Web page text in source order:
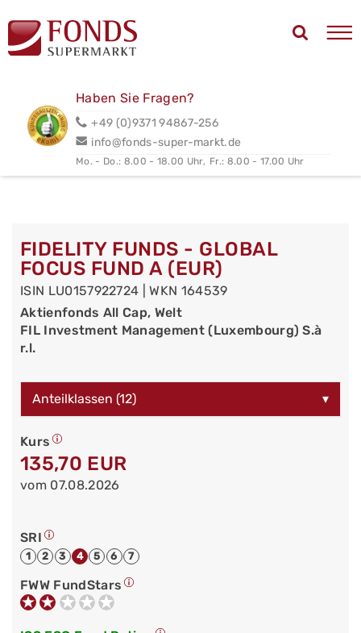
Haben Sie Fragen?
+49 (0)9371 94867-256
info@fonds-super-markt.de
Mo. - Do.: 8.00 - 18.00 Uhr, Fr.: 8.00 - 17.00 Uhr
FIDELITY FUNDS - GLOBAL
FOCUS FUND A (EUR)
ISIN LU0157922724 | WKN 164539
Aktienfonds All Cap, Welt
FIL Investment Management (Luxembourg) S.à
r.l.
Anteilklassen (12) ▾
Kurs
135,70 EUR
vom 07.08.2026
SRI
1 2 3 4 5 6 7
FWW FundStars